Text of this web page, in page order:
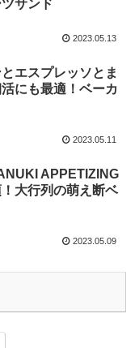
サンド
2023.05.13
エスプレッソとま
にも最適！ベーカ
2023.05.11
APPETIZING
大行列の萌え断ベ
2023.05.09